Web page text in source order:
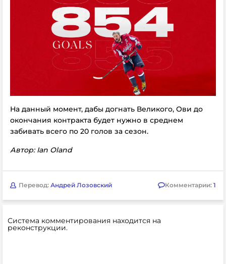
На данный момент, дабы догнать Великого, Ови до
окончания контракта будет нужно в среднем
забивать всего по 20 голов за сезон.
Автор:Ian Oland
Перевод: Андрей Лозовский Комментарии: 1
Система комментирования находится на
реконструкции.